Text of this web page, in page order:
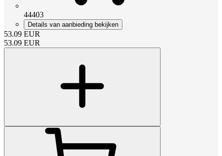
44403
Details van aanbieding bekijken
53.09 EUR
53.09 EUR